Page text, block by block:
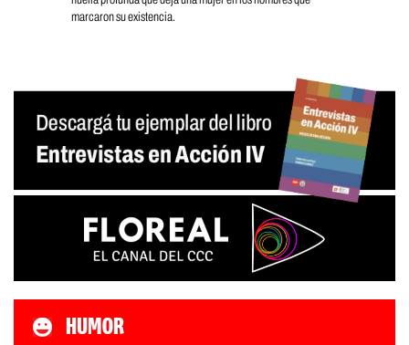
marcaron su existencia.
HUMOR